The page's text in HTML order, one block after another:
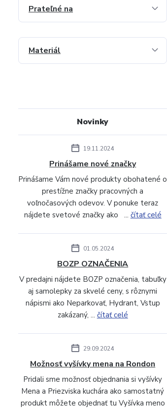
Prateľné na
Materiál
Novinky
19.11.2024
Prinášame nové značky
Prinášame Vám nové produkty obohatené o
prestížne značky pracovných a
voľnočasových odevov. V ponuke teraz
nájdete svetové značky ako ... čítať celé
01.05.2024
BOZP OZNAČENIA
V predajni nájdete BOZP označenia, tabuľky
aj samolepky za skvelé ceny, s rôznymi
nápismi ako Neparkovať, Hydrant, Vstup
zakázaný, ... čítať celé
29.09.2024
Možnosť vyšívky mena na Rondon
Pridali sme možnosť objednania si vyšívky
Mena a Priezviska kuchára ako samostatný
produkt môžete objednať tu Vyšívka meno